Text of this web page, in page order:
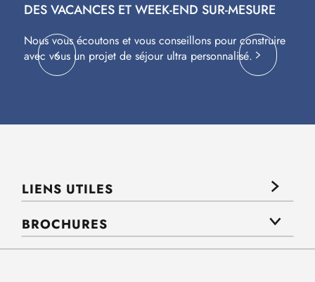
DES VACANCES ET WEEK-END SUR-MESURE
Nous vous écoutons et vous conseillons pour construire
avec vous un projet de séjour ultra personnalisé.
LIENS UTILES
BROCHURES